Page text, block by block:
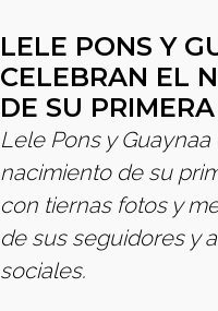
LELE PONS Y
CELEBRAN EL
DE SU
Lele Pons y
nacimiento de su
con tiernas fotos y
de sus seguidores y
sociales.